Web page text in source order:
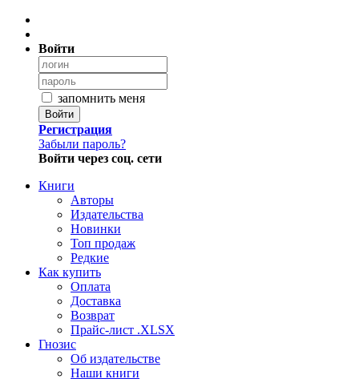
Войти
запомнить меня
Войти
Регистрация
Забыли пароль?
Войти через соц. сети
Книги
Авторы
Издательства
Новинки
Топ продаж
Редкие
Как купить
Оплата
Доставка
Возврат
Прайс-лист .XLSX
Гнозис
Об издательстве
Наши книги